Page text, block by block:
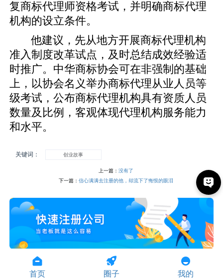
复商标代理师资格考试，并明确商标代理
机构的设立条件。
他建议，先从地方开展商标代理机构
准入制度改革试点，及时总结成效经验适
时推广。中华商标协会可在非强制的基础
上，以协会名义举办商标代理从业人员等
级考试，公布商标代理机构具有资质人员
数量及比例，客观体现代理机构服务能力
和水平。
关键词： 创业故事
上一篇： 没有了
下一篇： 信心满满去注册的他，却流下了悔恨的眼泪
首页 圈子 我的